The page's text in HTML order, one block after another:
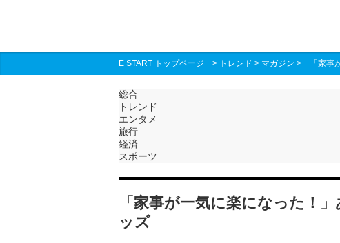
E START トップページ > トレンド > マガジン > 「家
総合
トレンド
エンタメ
旅行
経済
スポーツ
「家事が一気に楽になった！
ッズ